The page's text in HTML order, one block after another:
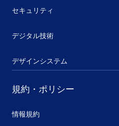
セキュリティ
デジタル技術
デザインシステム
規約・ポリシー
情報規約